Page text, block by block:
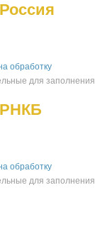
обработку
для заполнения
РНКБ
обработку
для заполнения